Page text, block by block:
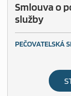
Smlouva o
služby
PEČOVATELSKÁ